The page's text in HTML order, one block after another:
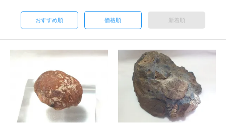
おすすめ順 価格順 新着順